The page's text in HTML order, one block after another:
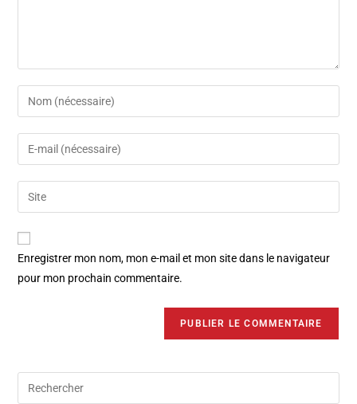
Enregistrer mon nom, mon e-mail et mon site dans le navigateur
pour mon prochain commentaire.